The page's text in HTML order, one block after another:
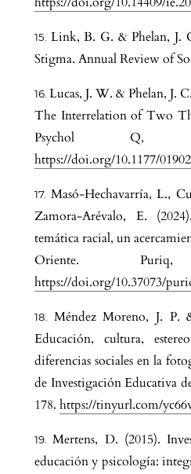
Link, B. G. & Phelan, J.
Stigma. Annual Review of
Lucas, J. W. & Phelan, J.
The Interrelation of Two
Psychol Q,
https://doi.org/10.1177/
Masó-Hechavarría, L.,
Zamora-Arévalo, E.
temática racial, un
Oriente.
https://doi.org/10.37073/
Méndez Moreno, J. P.
Educación, cultura,
diferencias sociales en la
de Investigación Educativa
178. https://tinyurl.com/
Mertens, D. (2015).
educación y psicología: